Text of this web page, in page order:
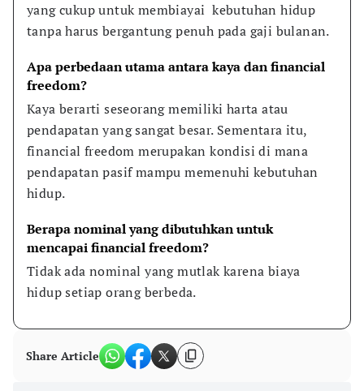
yang cukup untuk membiayai  kebutuhan hidup
tanpa harus bergantung penuh pada gaji bulanan.
Apa perbedaan utama antara kaya dan financial
freedom?
Kaya berarti seseorang memiliki harta atau
pendapatan yang sangat besar. Sementara itu,
financial freedom merupakan kondisi di mana
pendapatan pasif mampu memenuhi kebutuhan
hidup.
Berapa nominal yang dibutuhkan untuk
mencapai financial freedom?
Tidak ada nominal yang mutlak karena biaya
hidup setiap orang berbeda.
Share Article